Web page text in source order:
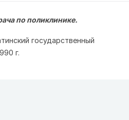
по поликлинике.
государственный
г.